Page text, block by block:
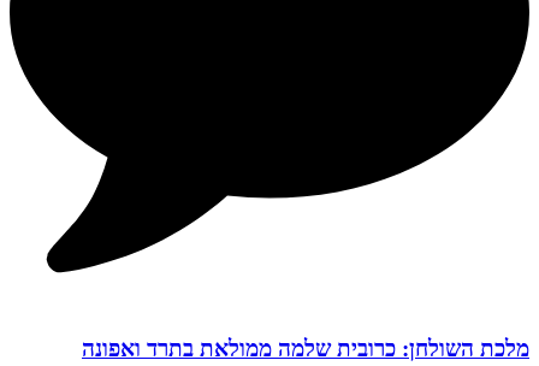
מלכת השולחן: כרובית שלמה ממולאת בתרד ואפונה